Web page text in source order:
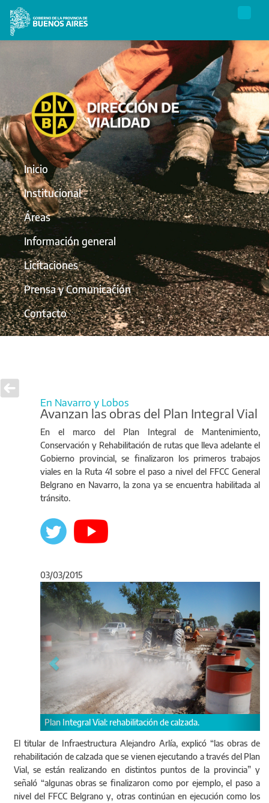
Inicio
Institucional
Áreas
Información general
Licitaciones
Prensa y Comunicación
Contacto
En Navarro y Lobos
Avanzan las obras del Plan Integral Vial
En el marco del Plan Integral de Mantenimiento,
Conservación y Rehabilitación de rutas que lleva adelante el
Gobierno provincial, se finalizaron los primeros trabajos
viales en la Ruta 41 sobre el paso a nivel del FFCC General
Belgrano en Navarro, la zona ya se encuentra habilitada al
tránsito.
03/03/2015
Plan Integral Vial: rehabilitación de calzada.
Anterior
El titular de Infraestructura Alejandro Arlía, explicó “las obras de
rehabilitación de calzada que se vienen ejecutando a través del Plan
Vial, se están realizando en distintos puntos de la provincia” y
señaló “algunas obras se finalizaron como por ejemplo, el paso a
nivel del FFCC Belgrano y, otras continúan en ejecución como los